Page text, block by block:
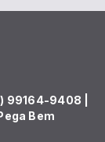
99164-9408 |
Bem